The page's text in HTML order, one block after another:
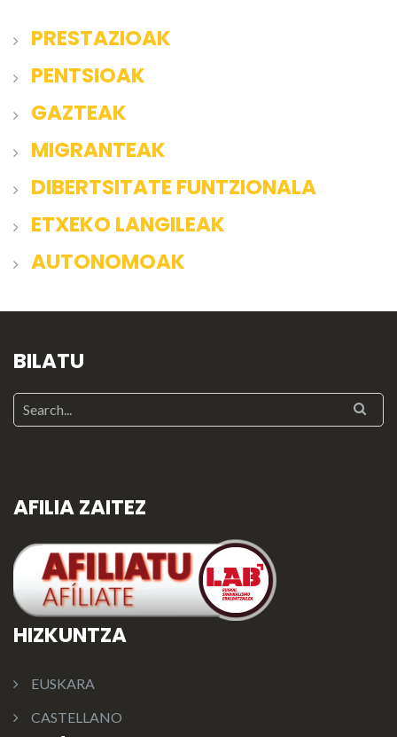
PRESTAZIOAK
PENTSIOAK
GAZTEAK
MIGRANTEAK
DIBERTSITATE FUNTZIONALA
ETXEKO LANGILEAK
AUTONOMOAK
BILATU
AFILIA ZAITEZ
HIZKUNTZA
EUSKARA
CASTELLANO